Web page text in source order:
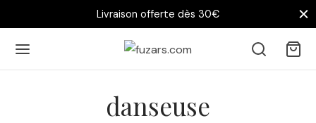
Livraison offerte dès 30€
danseuse